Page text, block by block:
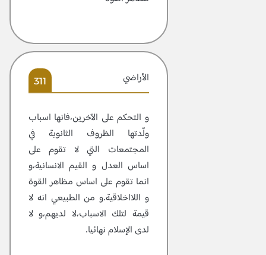
الأراضي 311
و التحكم على الآخرين،فانها اسباب
ولّدتها الظروف الثانوية في
المجتمعات التي لا تقوم على
اساس العدل و القيم الانسانية،و
انما تقوم على اساس مظاهر القوة
و اللااخلاقية.و من الطبيعي انه لا
قيمة لتلك الاسباب،لا لديهم،و لا
لدى الإسلام نهائيا.